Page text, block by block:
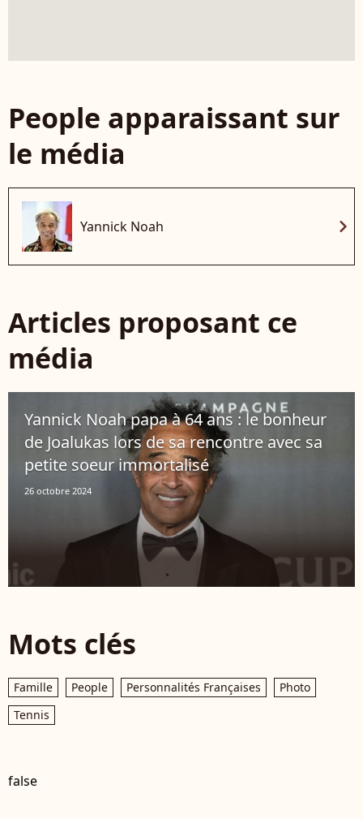
People apparaissant sur
le média
Yannick Noah chevron_right
Articles proposant ce
média
Yannick Noah papa à 64 ans : le bonheur
de Joalukas lors de sa rencontre avec sa
petite soeur immortalisé
26 octobre 2024
Mots clés
Famille People Personnalités Françaises
Photo
Tennis
false